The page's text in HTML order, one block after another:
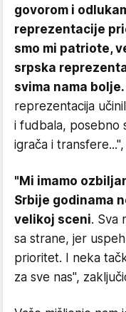
govorom i
reprezentacije
smo mi patriote,
srpska
svima nama bolje.
reprezentacija
i fudbala, posebno
igrača i
"Mi imamo
Srbije godinama
velikoj sceni. Sva
sa strane, jer
prioritet. I neka
za sve nas",